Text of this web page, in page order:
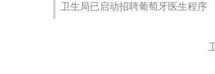
卫生局已启动招聘葡萄牙医生程序